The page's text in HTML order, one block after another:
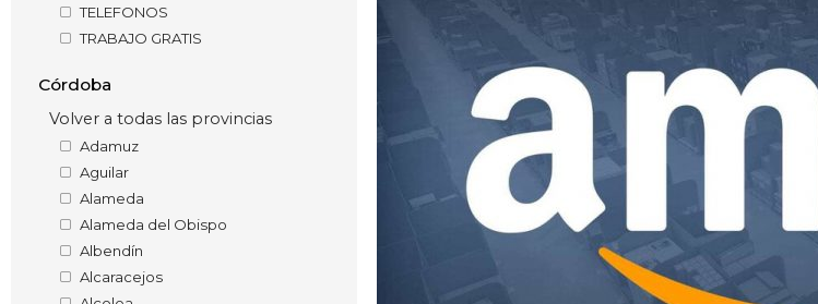
TELEFONOS
TRABAJO GRATIS
Córdoba
Volver a todas las provincias
Adamuz
Aguilar
Alameda
Alameda del Obispo
Albendín
Alcaracejos